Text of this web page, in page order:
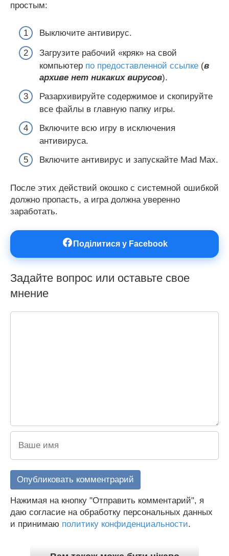
простым:
Выключите антивирус.
Загрузите рабочий «кряк» на свой
компьютер по предоставленной ссылке (в
архиве нет никаких вирусов).
Разархивируйте содержимое и скопируйте
все файлы в главную папку игры.
Включите всю игру в исключения
антивируса.
Включите антивирус и запускайте Mad Max.
После этих действий окошко с системной ошибкой
должно пропасть, а игра должна уверенно
заработать.
Поділитися у Facebook
Задайте вопрос или оставьте свое
мнение
Нажимая на кнопку "Отправить комментарий", я
даю согласие на обработку персональных данных
и принимаю политику конфиденциальности.